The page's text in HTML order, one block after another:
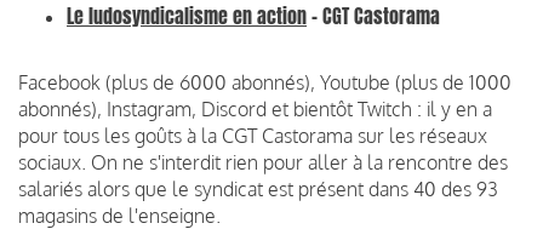
Le ludosyndicalisme en action- CGT Castorama
Facebook (plus de 6000 abonnés), Youtube (plus de 1000
abonnés), Instagram, Discord et bientôt Twitch : il y en a
pour tous les goûts à la CGT Castorama sur les réseaux
sociaux. On ne s'interdit rien pour aller à la rencontre des
salariés alors que le syndicat est présent dans 40 des 93
magasins de l'enseigne.